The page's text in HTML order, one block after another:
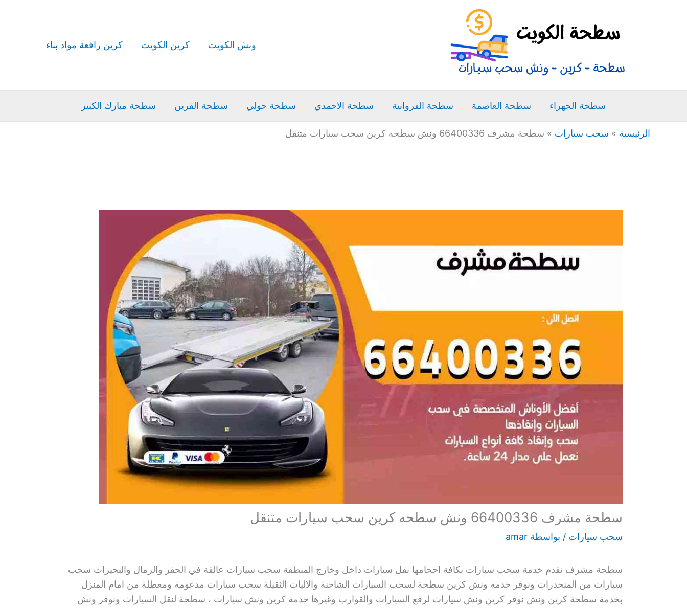
ونش الكويت كرين الكويت كرين رافعة مواد بناء
سطحة الجهراء سطحة العاصمة سطحة الفروانية سطحة الاحمدي سطحة حولي سطحة القرين سطحة مبارك الكبير
الرئيسية » سحب سيارات » سطحة مشرف 66400336 ونش سطحه كرين سحب سيارات متنقل
سطحة مشرف 66400336 ونش سطحه كرين سحب سيارات متنقل
سحب سيارات / بواسطة amar
سطحة مشرف نقدم خدمة سحب سيارات بكافة احجامها نقل سيارات داخل وخارج المنطقة سحب سيارات عالقة في الحفر والرمال والبحيرات سحب
سيارات من المنحدرات ونوفر خدمة ونش كرين سطحة لسحب السيارات الشاحنة والاليات الثقيلة سحب سيارات مدعومة ومعطلة من امام المنزل
بخدمة سطحة كرين ونش نوفر كرين ونش سيارات لرفع السيارات والقوارب وغيرها خدمة كرين ونش سيارات ، سطحة لنقل السيارات ونوفر ونش